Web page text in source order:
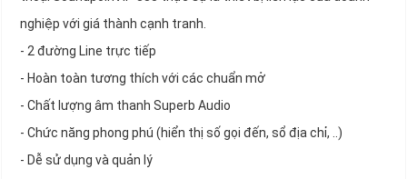
nghiệp với giá thành cạnh tranh.
- 2 đường Line trực tiếp
- Hoàn toàn tương thích với các chuẩn mở
- Chất lượng âm thanh Superb Audio
- Chức năng phong phú (hiển thị số gọi đến, sổ địa chỉ, ..)
- Dễ sử dụng và quản lý